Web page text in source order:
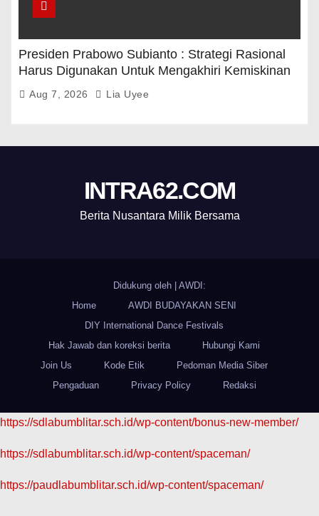
Presiden Prabowo Subianto : Strategi Rasional
Harus Digunakan Untuk Mengakhiri Kemiskinan
Aug 7, 2026 Lia Uyee
INTRA62.COM
Berita Nusantara Milik Bersama
Didukung oleh
AWDI:
Home
AWDI BUDAYAKAN SENI
DIY International Dance Festivals
Hak Jawab dan koreksi berita
Hubungi Kami
Join Us
Kode Etik
Pedoman Media Siber
Pengaduan
Privacy Policy Redaksi
https://sdlabumblitar.sch.id/wp-content/bonus-new-member/
https://sdlabumblitar.sch.id/wp-content/spaceman/
https://paudlabumblitar.sch.id/wp-content/spaceman/